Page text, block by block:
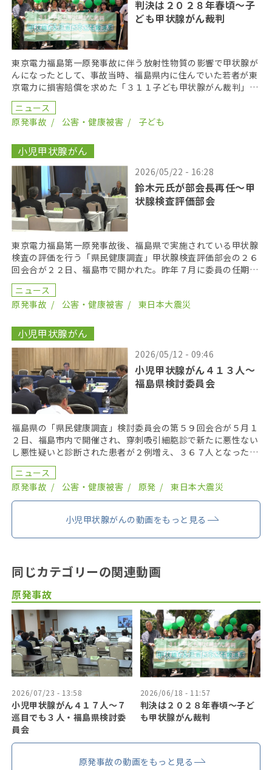
判決は２０２８年春頃〜子
ども甲状腺がん裁判
東京電力福島第一原発事故に伴う放射性物質の影響で甲状腺が
んになったとして、事故当時、福島県内に住んでいた若者が東
京電力に損害賠償を求めた「３１１子ども甲状腺がん裁判」の
第１８回口頭弁論が２０２６年６月１７日に開かれた。裁 […]
ニュース
原発事故
公害・健康被害 子ども
小児甲状腺がん
2026/05/22 - 16:28
鈴木元氏が部会長再任〜甲
状腺検査評価部会
東京電力福島第一原発事故後、福島県で実施されている甲状腺
検査の評価を行う「県民健康調査」甲状腺検査評価部会の２６
回会合が２２日、福島市で開かれた。昨年７月に委員の任期を
終え、委員が改選されてから初の開催となり、鈴木元保内 […]
ニュース
原発事故
公害・健康被害 東日本大震災
小児甲状腺がん
2026/05/12 - 09:46
小児甲状腺がん４１３人〜
福島県検討委員会
福島県の「県民健康調査」検討委員会の第５９回会合が５月１
２日、福島市内で開催され、穿刺吸引細胞診で新たに悪性ない
し悪性疑いと診断された患者が２例増え、３６７人となった。
２０１９年までにがん登録で把握された集計外の患者４７ […]
ニュース
原発事故
公害・健康被害 原発 東日本大震災
小児甲状腺がんの動画をもっと見る
同じカテゴリーの関連動画
原発事故
2026/07/23 - 13:58
小児甲状腺がん４１７人〜７
巡目でも３人・福島県検討委
員会
2026/06/18 - 11:57
判決は２０２８年春頃〜子ど
も甲状腺がん裁判
原発事故の動画をもっと見る